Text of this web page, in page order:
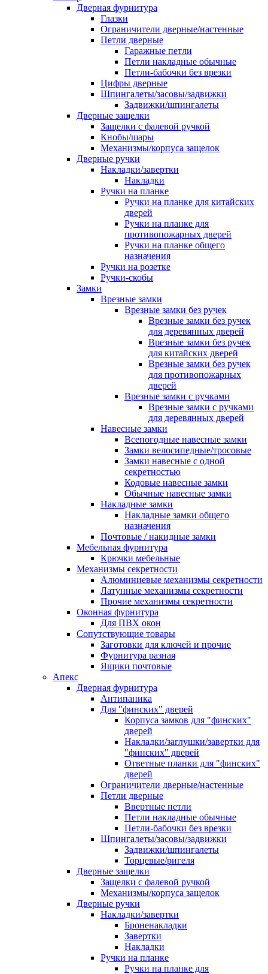
Дверная фурнитура
Глазки
Ограничители дверные/настенные
Петли дверные
Гаражные петли
Петли накладные обычные
Петли-бабочки без врезки
Цифры дверные
Шпингалеты/засовы/задвижки
Задвижки/шпингалеты
Дверные защелки
Защелки с фалевой ручкой
Кнобы/шары
Механизмы/корпуса защелок
Дверные ручки
Накладки/завертки
Накладки
Ручки на планке
Ручки на планке для китайских
дверей
Ручки на планке для
противопожарных дверей
Ручки на планке общего
назначения
Ручки на розетке
Ручки-скобы
Замки
Врезные замки
Врезные замки без ручек
Врезные замки без ручек
для деревянных дверей
Врезные замки без ручек
для китайских дверей
Врезные замки без ручек
для противопожарных
дверей
Врезные замки с ручками
Врезные замки с ручками
для деревянных дверей
Навесные замки
Всепогодные навесные замки
Замки велосипедные/тросовые
Замки навесные с одной
секретностью
Кодовые навесные замки
Обычные навесные замки
Накладные замки
Накладные замки общего
назначения
Почтовые / накидные замки
Мебельная фурнитура
Крючки мебельные
Механизмы секретности
Алюминиевые механизмы секретности
Латунные механизмы секретности
Прочие механизмы секретности
Оконная фурнитура
Для ПВХ окон
Сопутствующие товары
Заготовки для ключей и прочие
Фурнитура разная
Ящики почтовые
Апекс
Дверная фурнитура
Антипаника
Для "финских" дверей
Корпуса замков для "финских"
дверей
Накладки/заглушки/завертки для
"финских" дверей
Ответные планки для "финских"
дверей
Ограничители дверные/настенные
Петли дверные
Ввертные петли
Петли накладные обычные
Петли-бабочки без врезки
Шпингалеты/засовы/задвижки
Задвижки/шпингалеты
Торцевые/ригеля
Дверные защелки
Защелки с фалевой ручкой
Механизмы/корпуса защелок
Дверные ручки
Накладки/завертки
Броненакладки
Завертки
Накладки
Ручки на планке
Ручки на планке для